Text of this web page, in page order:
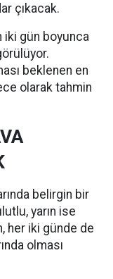
çıkacak.
iki gün boyunca
beklenen en
olarak tahmin
belirgin bir
yarın ise
her iki günde de
olması